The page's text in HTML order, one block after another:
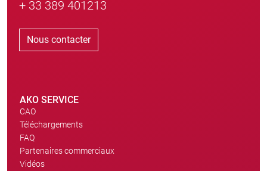
+ 33 389 401213
Nous contacter
AKO SERVICE
CAO
Téléchargements
FAQ
Partenaires commerciaux
Vidéos